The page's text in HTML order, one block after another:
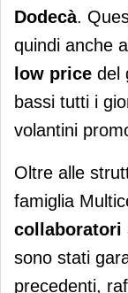
Dodecà.
quindi anche
low price del
bassi tutti i
volantini
Oltre alle
famiglia
collaboratori
sono stati
precedenti,